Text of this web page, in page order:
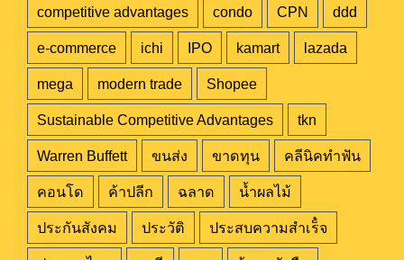
competitive advantages condo CPN ddd
e-commerce ichi IPO kamart lazada
mega modern trade Shopee
Sustainable Competitive Advantages tkn
Warren Buffett ขนส่ง ขาดทุน คลีนิคทำฟัน
คอนโด ค้าปลีก ฉลาด น้ำผลไม้
ประกันสังคม ประวัติ ประสบความสำเร็๋จ